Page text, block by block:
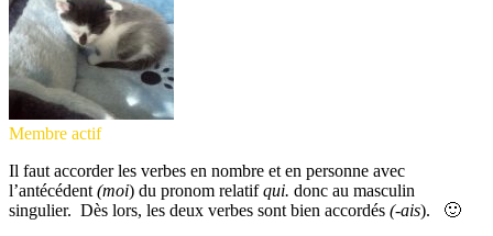
Membre actif
Il faut accorder les verbes en nombre et en personne avec
l’antécédent (moi) du pronom relatifqui. donc au masculin
singulier. Dès lors, les deux verbes sont bien accordés (-ais). 🙂